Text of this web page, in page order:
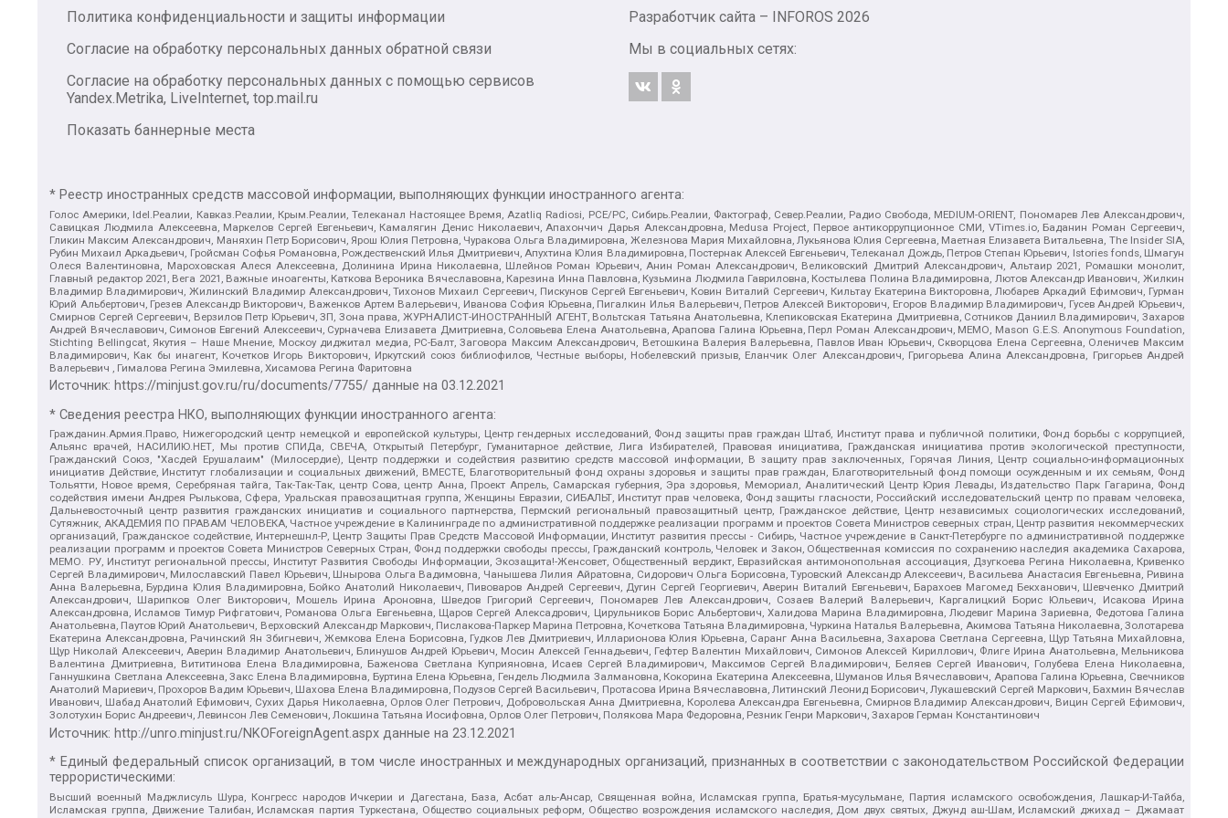
Политика конфиденциальности и защиты информации
Согласие на обработку персональных данных обратной связи
Согласие на обработку персональных данных с помощью сервисов
Yandex.Metrika, LiveInternet, top.mail.ru
Показать баннерные места
Разработчик сайта – INFOROS 2026
Мы в социальных сетях:
* Реестр иностранных средств массовой информации, выполняющих функции иностранного агента:
Голос Америки, Idel.Реалии, Кавказ.Реалии, Крым.Реалии, Телеканал Настоящее Время, Azatliq Radiosi, PCE/PC, Сибирь.Реалии, Фактограф, Север.Реалии, Радио Свобода, MEDIUM-ORIENT, Пономарев Лев Александрович,
Савицкая Людмила Алексеевна, Маркелов Сергей Евгеньевич, Камалягин Денис Николаевич, Апахончич Дарья Александровна, Medusa Project, Первое антикоррупционное СМИ, VTimes.io, Баданин Роман Сергеевич,
Гликин Максим Александрович, Маняхин Петр Борисович, Ярош Юлия Петровна, Чуракова Ольга Владимировна, Железнова Мария Михайловна, Лукьянова Юлия Сергеевна, Маетная Елизавета Витальевна, The Insider SIA,
Рубин Михаил Аркадьевич, Гройсман Софья Романовна, Рождественский Илья Дмитриевич, Апухтина Юлия Владимировна, Постернак Алексей Евгеньевич, Телеканал Дождь, Петров Степан Юрьевич, Istories fonds, Шмагун
Олеся Валентиновна, Мароховская Алеся Алексеевна, Долинина Ирина Николаевна, Шлейнов Роман Юрьевич, Анин Роман Александрович, Великовский Дмитрий Александрович, Альтаир 2021, Ромашки монолит,
Главный редактор 2021, Вега 2021, Важные иноагенты, Каткова Вероника Вячеславовна, Карезина Инна Павловна, Кузьмина Людмила Гавриловна, Костылева Полина Владимировна, Лютов Александр Иванович, Жилкин
Владимир Владимирович, Жилинский Владимир Александрович, Тихонов Михаил Сергеевич, Пискунов Сергей Евгеньевич, Ковин Виталий Сергеевич, Кильтау Екатерина Викторовна, Любарев Аркадий Ефимович, Гурман
Юрий Альбертович, Грезев Александр Викторович, Важенков Артем Валерьевич, Иванова София Юрьевна, Пигалкин Илья Валерьевич, Петров Алексей Викторович, Егоров Владимир Владимирович, Гусев Андрей Юрьевич,
Смирнов Сергей Сергеевич, Верзилов Петр Юрьевич, ЗП, Зона права, ЖУРНАЛИСТ-ИНОСТРАННЫЙ АГЕНТ, Вольтская Татьяна Анатольевна, Клепиковская Екатерина Дмитриевна, Сотников Даниил Владимирович, Захаров
Андрей Вячеславович, Симонов Евгений Алексеевич, Сурначева Елизавета Дмитриевна, Соловьева Елена Анатольевна, Арапова Галина Юрьевна, Перл Роман Александрович, МЕМО, Mason G.E.S. Anonymous Foundation,
Stichting Bellingcat, Якутия – Наше Мнение, Москоу диджитал медиа, РС-Балт, Заговора Максим Александрович, Ветошкина Валерия Валерьевна, Павлов Иван Юрьевич, Скворцова Елена Сергеевна, Оленичев Максим
Владимирович, Как бы инагент, Кочетков Игорь Викторович, Иркутский союз библиофилов, Честные выборы, Нобелевский призыв, Еланчик Олег Александрович, Григорьева Алина Александровна, Григорьев Андрей
Валерьевич , Гималова Регина Эмилевна, Хисамова Регина Фаритовна
Источник: https://minjust.gov.ru/ru/documents/7755/ данные на03.12.2021
* Сведения реестра НКО, выполняющих функции иностранного агента:
Гражданин.Армия.Право, Нижегородский центр немецкой и европейской культуры, Центр гендерных исследований, Фонд защиты прав граждан Штаб, Институт права и публичной политики, Фонд борьбы с коррупцией,
Альянс врачей, НАСИЛИЮ.НЕТ, Мы против СПИДа, СВЕЧА, Открытый Петербург, Гуманитарное действие, Лига Избирателей, Правовая инициатива, Гражданская инициатива против экологической преступности,
Гражданский Союз, "Хасдей Ерушалаим" (Милосердие), Центр поддержки и содействия развитию средств массовой информации, В защиту прав заключенных, Горячая Линия, Центр социально-информационных
инициатив Действие, Институт глобализации и социальных движений, ВМЕСТЕ, Благотворительный фонд охраны здоровья и защиты прав граждан, Благотворительный фонд помощи осужденным и их семьям, Фонд
Тольятти, Новое время, Серебряная тайга, Так-Так-Так, центр Сова, центр Анна, Проект Апрель, Самарская губерния, Эра здоровья, Мемориал, Аналитический Центр Юрия Левады, Издательство Парк Гагарина, Фонд
содействия имени Андрея Рылькова, Сфера, Уральская правозащитная группа, Женщины Евразии, СИБАЛЬТ, Институт прав человека, Фонд защиты гласности, Российский исследовательский центр по правам человека,
Дальневосточный центр развития гражданских инициатив и социального партнерства, Пермский региональный правозащитный центр, Гражданское действие, Центр независимых социологических исследований,
Сутяжник, АКАДЕМИЯ ПО ПРАВАМ ЧЕЛОВЕКА, Частное учреждение в Калининграде по административной поддержке реализации программ и проектов Совета Министров северных стран, Центр развития некоммерческих
организаций, Гражданское содействие, Интернешнл-Р, Центр Защиты Прав Средств Массовой Информации, Институт развития прессы - Сибирь, Частное учреждение в Санкт-Петербурге по административной поддержке
реализации программ и проектов Совета Министров Северных Стран, Фонд поддержки свободы прессы, Гражданский контроль, Человек и Закон, Общественная комиссия по сохранению наследия академика Сахарова,
МЕМО. РУ, Институт региональной прессы, Институт Развития Свободы Информации, Экозащита!-Женсовет, Общественный вердикт, Евразийская антимонопольная ассоциация, Дзугкоева Регина Николаевна, Кривенко
Сергей Владимирович, Милославский Павел Юрьевич, Шнырова Ольга Вадимовна, Чанышева Лилия Айратовна, Сидорович Ольга Борисовна, Туровский Александр Алексеевич, Васильева Анастасия Евгеньевна, Ривина
Анна Валерьевна, Бурдина Юлия Владимировна, Бойко Анатолий Николаевич, Пивоваров Андрей Сергеевич, Дугин Сергей Георгиевич, Аверин Виталий Евгеньевич, Барахоев Магомед Бекханович, Шевченко Дмитрий
Александрович, Шарипков Олег Викторович, Мошель Ирина Ароновна, Шведов Григорий Сергеевич, Пономарев Лев Александрович, Созаев Валерий Валерьевич, Каргалицкий Борис Юльевич, Исакова Ирина
Александровна, Исламов Тимур Рифгатович, Романова Ольга Евгеньевна, Щаров Сергей Алексадрович, Цирульников Борис Альбертович, Халидова Марина Владимировна, Людевиг Марина Зариевна, Федотова Галина
Анатольевна, Паутов Юрий Анатольевич, Верховский Александр Маркович, Пислакова-Паркер Марина Петровна, Кочеткова Татьяна Владимировна, Чуркина Наталья Валерьевна, Акимова Татьяна Николаевна, Золотарева
Екатерина Александровна, Рачинский Ян Збигневич, Жемкова Елена Борисовна, Гудков Лев Дмитриевич, Илларионова Юлия Юрьевна, Саранг Анна Васильевна, Захарова Светлана Сергеевна, Щур Татьяна Михайловна,
Щур Николай Алексеевич, Аверин Владимир Анатольевич, Блинушов Андрей Юрьевич, Мосин Алексей Геннадьевич, Гефтер Валентин Михайлович, Симонов Алексей Кириллович, Флиге Ирина Анатольевна, Мельникова
Валентина Дмитриевна, Вититинова Елена Владимировна, Баженова Светлана Куприяновна, Исаев Сергей Владимирович, Максимов Сергей Владимирович, Беляев Сергей Иванович, Голубева Елена Николаевна,
Ганнушкина Светлана Алексеевна, Закс Елена Владимировна, Буртина Елена Юрьевна, Гендель Людмила Залмановна, Кокорина Екатерина Алексеевна, Шуманов Илья Вячеславович, Арапова Галина Юрьевна, Свечников
Анатолий Мариевич, Прохоров Вадим Юрьевич, Шахова Елена Владимировна, Подузов Сергей Васильевич, Протасова Ирина Вячеславовна, Литинский Леонид Борисович, Лукашевский Сергей Маркович, Бахмин Вячеслав
Иванович, Шабад Анатолий Ефимович, Сухих Дарья Николаевна, Орлов Олег Петрович, Добровольская Анна Дмитриевна, Королева Александра Евгеньевна, Смирнов Владимир Александрович, Вицин Сергей Ефимович,
Золотухин Борис Андреевич, Левинсон Лев Семенович, Локшина Татьяна Иосифовна, Орлов Олег Петрович, Полякова Мара Федоровна, Резник Генри Маркович, Захаров Герман Константинович
Источник: http://unro.minjust.ru/NKOForeignAgent.aspx данные на23.12.2021
* Единый федеральный список организаций, в том числе иностранных и международных организаций, признанных в соответствии с законодательством Российской Федерации
террористическими:
Высший военный Маджлисуль Шура, Конгресс народов Ичкерии и Дагестана, База, Асбат аль-Ансар, Священная война, Исламская группа, Братья-мусульмане, Партия исламского освобождения, Лашкар-И-Тайба,
Исламская группа, Движение Талибан, Исламская партия Туркестана, Общество социальных реформ, Общество возрождения исламского наследия, Дом двух святых, Джунд аш-Шам, Исламский джихад – Джамаат